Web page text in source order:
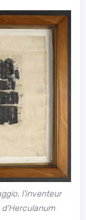
l'inventeur